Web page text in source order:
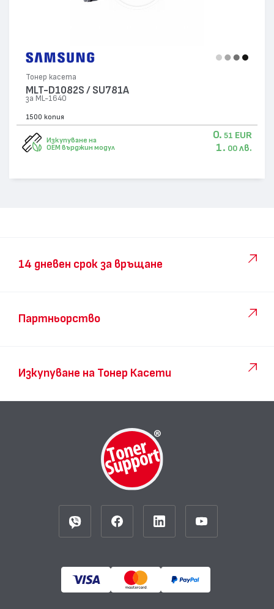
Тонер касета
MLT-D1082S / SU781A
за ML-1640
1500 копия
Изкупуване на
OEM върджин модул
0. 51 EUR
1. 00 лв.
14 дневен срок за връщане
Партньорство
Изкупуване на Тонер Касети